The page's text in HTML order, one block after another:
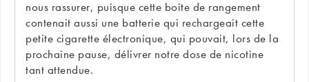
nous rassurer, puisque cette boite de rangement
contenait aussi une batterie qui rechargeait cette
petite cigarette électronique, qui pouvait, lors de la
prochaine pause, délivrer notre dose de nicotine
tant attendue.